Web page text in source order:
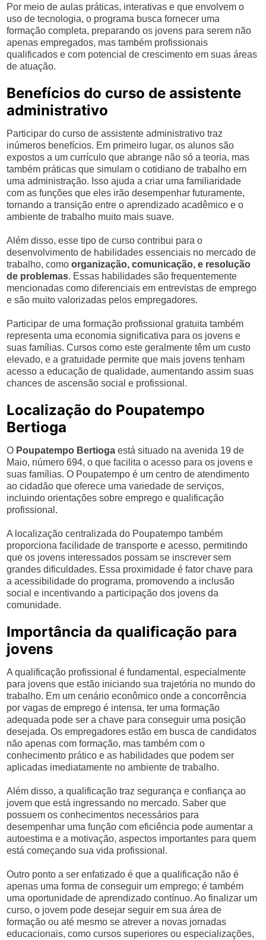
Por meio de aulas práticas, interativas e que envolvem o
uso de tecnologia, o programa busca fornecer uma
formação completa, preparando os jovens para serem não
apenas empregados, mas também profissionais
qualificados e com potencial de crescimento em suas áreas
de atuação.
Benefícios do curso de assistente
administrativo
Participar do curso de assistente administrativo traz
inúmeros benefícios. Em primeiro lugar, os alunos são
expostos a um currículo que abrange não só a teoria, mas
também práticas que simulam o cotidiano de trabalho em
uma administração. Isso ajuda a criar uma familiaridade
com as funções que eles irão desempenhar futuramente,
tornando a transição entre o aprendizado acadêmico e o
ambiente de trabalho muito mais suave.
Além disso, esse tipo de curso contribui para o
desenvolvimento de habilidades essenciais no mercado de
trabalho, comoorganização, comunicação, e resolução
de problemas. Essas habilidades são frequentemente
mencionadas como diferenciais em entrevistas de emprego
e são muito valorizadas pelos empregadores.
Participar de uma formação profissional gratuita também
representa uma economia significativa para os jovens e
suas famílias. Cursos como este geralmente têm um custo
elevado, e a gratuidade permite que mais jovens tenham
acesso a educação de qualidade, aumentando assim suas
chances de ascensão social e profissional.
Localização do Poupatempo
Bertioga
O Poupatempo Bertioga está situado na avenida 19 de
Maio, número 694, o que facilita o acesso para os jovens e
suas famílias. O Poupatempo é um centro de atendimento
ao cidadão que oferece uma variedade de serviços,
incluindo orientações sobre emprego e qualificação
profissional.
A localização centralizada do Poupatempo também
proporciona facilidade de transporte e acesso, permitindo
que os jovens interessados possam se inscrever sem
grandes dificuldades. Essa proximidade é fator chave para
a acessibilidade do programa, promovendo a inclusão
social e incentivando a participação dos jovens da
comunidade.
Importância da qualificação para
jovens
A qualificação profissional é fundamental, especialmente
para jovens que estão iniciando sua trajetória no mundo do
trabalho. Em um cenário econômico onde a concorrência
por vagas de emprego é intensa, ter uma formação
adequada pode ser a chave para conseguir uma posição
desejada. Os empregadores estão em busca de candidatos
não apenas com formação, mas também com o
conhecimento prático e as habilidades que podem ser
aplicadas imediatamente no ambiente de trabalho.
Além disso, a qualificação traz segurança e confiança ao
jovem que está ingressando no mercado. Saber que
possuem os conhecimentos necessários para
desempenhar uma função com eficiência pode aumentar a
autoestima e a motivação, aspectos importantes para quem
está começando sua vida profissional.
Outro ponto a ser enfatizado é que a qualificação não é
apenas uma forma de conseguir um emprego; é também
uma oportunidade de aprendizado contínuo. Ao finalizar um
curso, o jovem pode desejar seguir em sua área de
formação ou até mesmo se atrever a novas jornadas
educacionais, como cursos superiores ou especializações,